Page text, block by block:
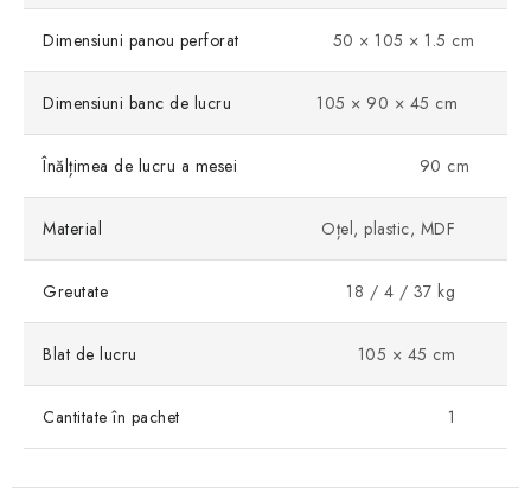
Dimensiuni panou perforat 50 × 105 × 1.5 cm
Dimensiuni banc de lucru 105 × 90 × 45 cm
Înălțimea de lucru a mesei 90 cm
Material Oțel, plastic, MDF
Greutate 18 / 4 / 37 kg
Blat de lucru 105 × 45 cm
Cantitate în pachet 1